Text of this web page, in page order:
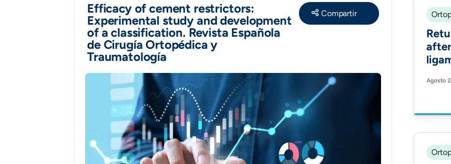
Efficacy of cement restrictors:
Experimental study and development
of a classification. Revista Española
de Cirugía Ortopédica y
Traumatología
Share
Agosto